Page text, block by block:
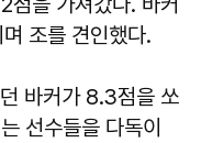
조를 견인했다.
바커가 8.3점을 쏘
선수들을 다독이